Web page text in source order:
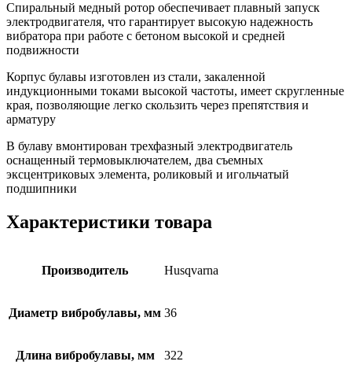
Спиральный медный ротор обеспечивает плавный запуск
электродвигателя, что гарантирует высокую надежность
вибратора при работе с бетоном высокой и средней
подвижности
Корпус булавы изготовлен из стали, закаленной
индукционными токами высокой частоты, имеет скругленные
края, позволяющие легко скользить через препятствия и
арматуру
В булаву вмонтирован трехфазный электродвигатель
оснащенный термовыключателем, два съемных
эксцентриковых элемента, роликовый и игольчатый
подшипники
Характеристики товара
Производитель Husqvarna
Диаметр вибробулавы, мм 36
Длина вибробулавы, мм 322